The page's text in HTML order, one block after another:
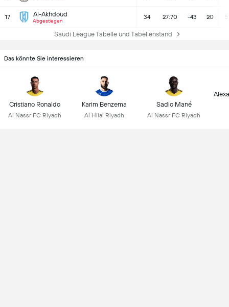
17 Al-Akhdoud
Abgestiegen
34 27:70 -43 20 5
Saudi League Tabelle und Tabellenstand
Das könnte Sie interessieren
Cristiano Ronaldo
Al Nassr FC Riyadh
Karim Benzema
Al Hilal Riyadh
Sadio Mané
Al Nassr FC Riyadh